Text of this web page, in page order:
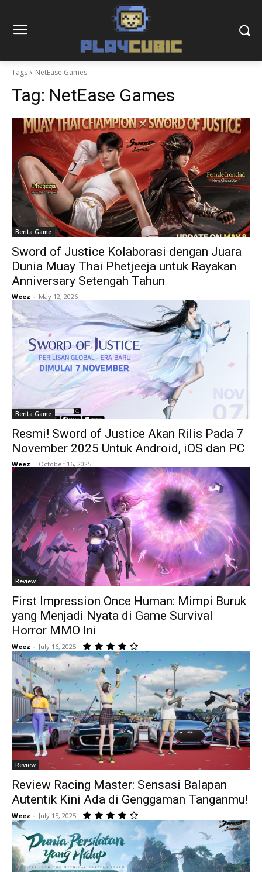
Tags NetEase Games
Tag: NetEase Games
Berita Game
Sword of Justice Kolaborasi dengan Juara
Dunia Muay Thai Phetjeeja untuk Rayakan
Anniversary Setengah Tahun
Weez - May 12, 2026
Berita Game
Resmi! Sword of Justice Akan Rilis Pada 7
November 2025 Untuk Android, iOS dan PC
Weez - October 16, 2025
Review
First Impression Once Human: Mimpi Buruk
yang Menjadi Nyata di Game Survival
Horror MMO Ini
Weez - July 16, 2025
Review
Review Racing Master: Sensasi Balapan
Autentik Kini Ada di Genggaman Tanganmu!
Weez - July 15, 2025